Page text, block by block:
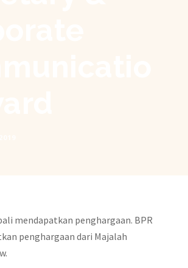
mendapatkan penghargaan. BPR
penghargaan dari Majalah